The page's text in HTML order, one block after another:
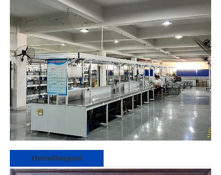
Πιστοποιητικό